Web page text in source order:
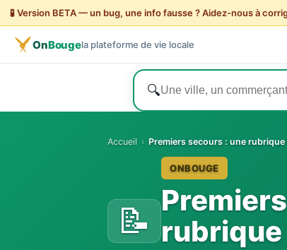
🧪 Version BETA — un bug, une info fausse ? Aidez-nous à
OnBougela plateforme de vie locale
🔍
Accueil › Premiers secours : une
📝
ONBOUGE